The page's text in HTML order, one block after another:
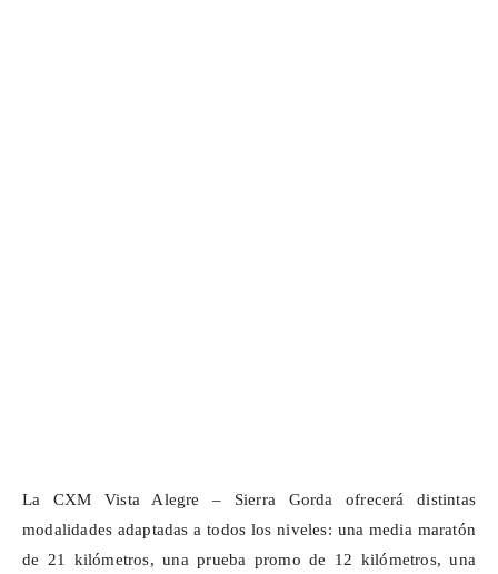
La CXM Vista Alegre – Sierra Gorda ofrecerá distintas
modalidades adaptadas a todos los niveles: una media maratón
de 21 kilómetros, una prueba promo de 12 kilómetros, una